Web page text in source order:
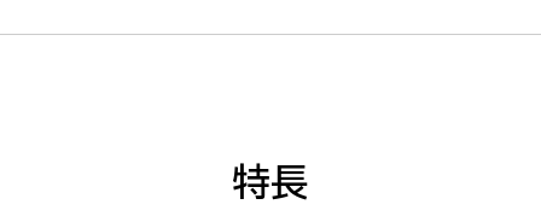
特長